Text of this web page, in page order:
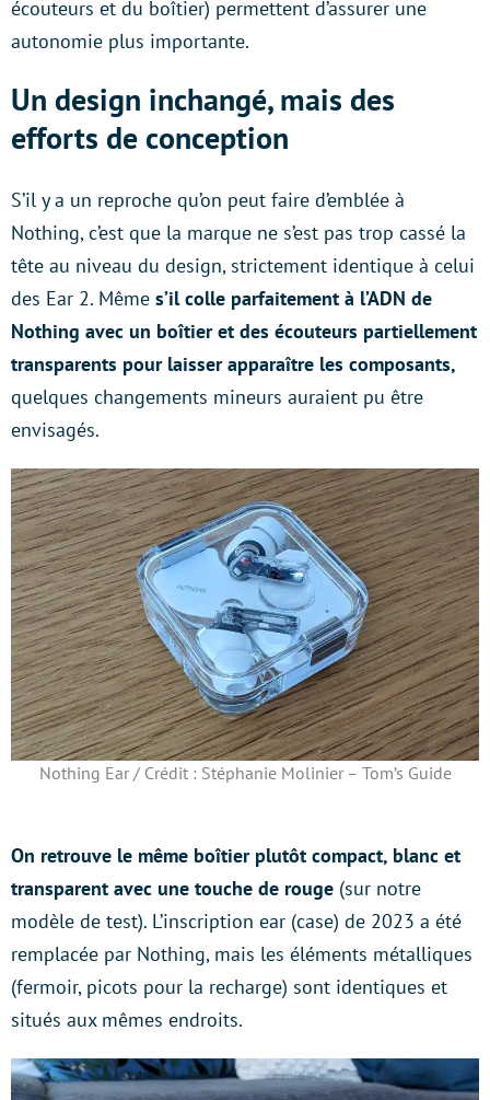
écouteurs et du boîtier) permettent d’assurer une
autonomie plus importante.
Un design inchangé, mais des
efforts de conception
S’il y a un reproche qu’on peut faire d’emblée à
Nothing, c’est que la marque ne s’est pas trop cassé la
tête au niveau du design, strictement identique à celui
des Ear 2. Même s’il colle parfaitement à l’ADN de
Nothing avec un boîtier et des écouteurs partiellement
transparents pour laisser apparaître les composants,
quelques changements mineurs auraient pu être
envisagés.
Nothing Ear / Crédit : Stéphanie Molinier – Tom’s Guide
On retrouve le même boîtier plutôt compact, blanc et
transparent avec une touche de rouge (sur notre
modèle de test). L’inscription ear (case) de 2023 a été
remplacée par Nothing, mais les éléments métalliques
(fermoir, picots pour la recharge) sont identiques et
situés aux mêmes endroits.